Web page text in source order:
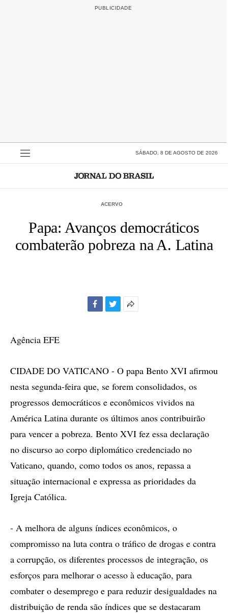
SÁBADO, 8 DE AGOSTO DE 2026
ACERVO
Papa: Avanços democráticos
combaterão pobreza na A. Latina
Agência EFE
CIDADE DO VATICANO - O papa Bento XVI afirmou
nesta segunda-feira que, se forem consolidados, os
progressos democráticos e econômicos vividos na
América Latina durante os últimos anos contribuirão
para vencer a pobreza. Bento XVI fez essa declaração
no discurso ao corpo diplomático credenciado no
Vaticano, quando, como todos os anos, repassa a
situação internacional e expressa as prioridades da
Igreja Católica.
- A melhora de alguns índices econômicos, o
compromisso na luta contra o tráfico de drogas e contra
a corrupção, os diferentes processos de integração, os
esforços para melhorar o acesso à educação, para
combater o desemprego e para reduzir desigualdades na
distribuição de renda são índices que se destacaram